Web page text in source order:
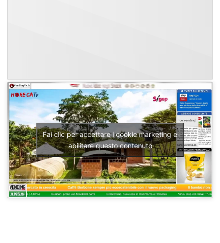
Fai clic per accettare i cookie marketing e
abilitare questo contenuto